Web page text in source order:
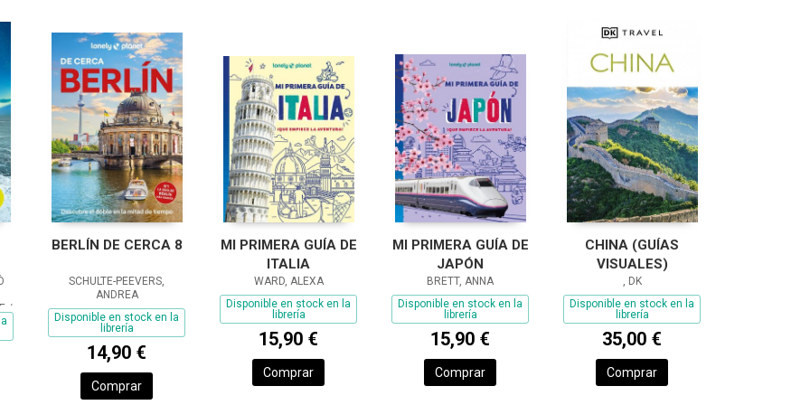
/
BERLÍN DE CERCA 8
SCHULTE-PEEVERS,
ANDREA
Disponible en stock en la
librería
14,90 €
Comprar
MI PRIMERA GUÍA DE
ITALIA
WARD, ALEXA
Disponible en stock en la
librería
15,90 €
Comprar
MI PRIMERA GUÍA DE
JAPÓN
BRETT, ANNA
Disponible en stock en la
librería
15,90 €
Comprar
CHINA (GUÍAS
VISUALES)
, DK
Disponible en stock en la
librería
35,00 €
Comprar